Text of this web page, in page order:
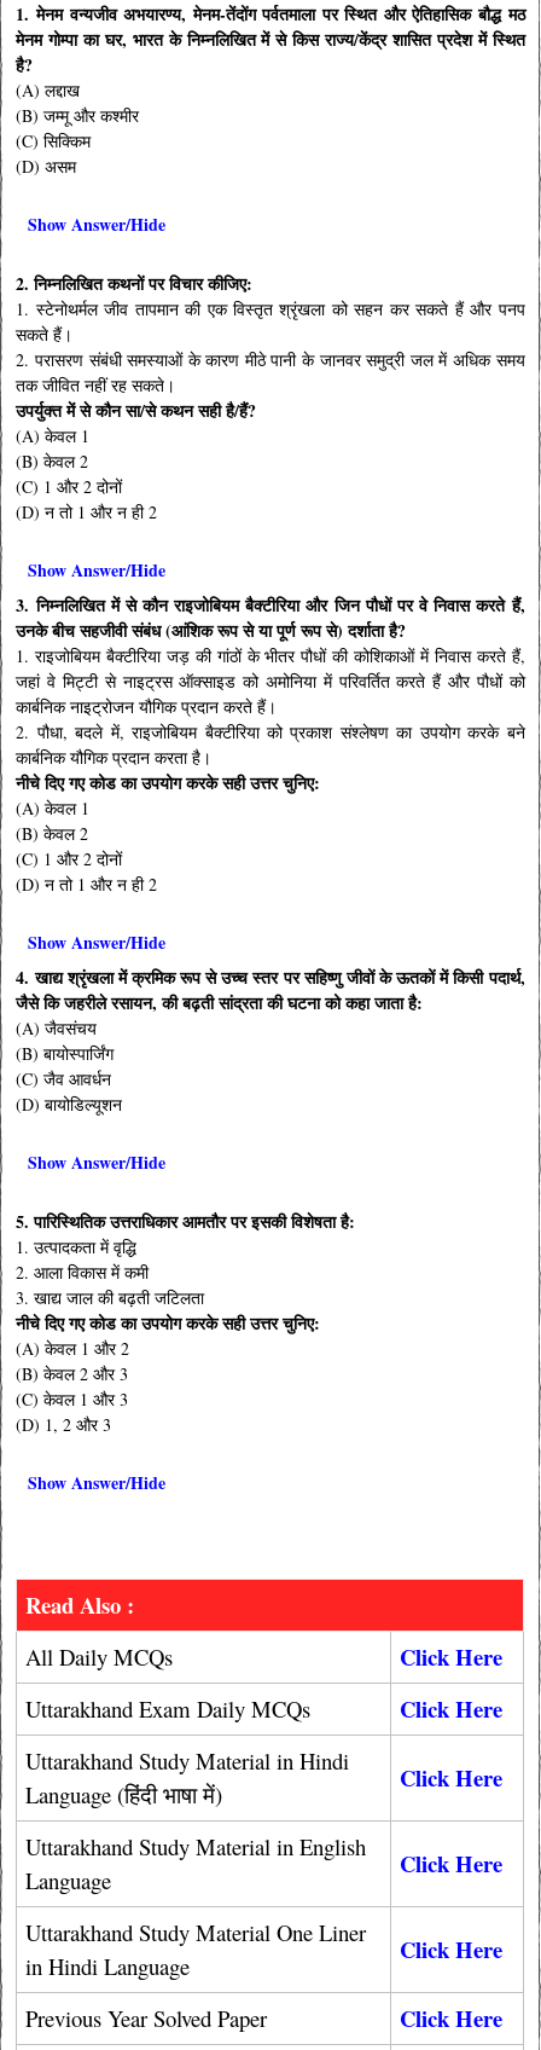
1. मेनम वन्यजीव अभयारण्य, मेनम-तेंदोंग पर्वतमाला पर स्थित और ऐतिहासिक बौद्ध मठ
मेनम गोम्पा का घर, भारत के निम्नलिखित में से किस राज्य/केंद्र शासित प्रदेश में स्थित
है?
(A) लद्दाख
(B) जम्मू और कश्मीर
(C) सिक्किम
(D) असम
Show Answer/Hide
2. निम्नलिखित कथनों पर विचार कीजिए:
1. स्टेनोथर्मल जीव तापमान की एक विस्तृत श्रृंखला को सहन कर सकते हैं और पनप
सकते हैं।
2. परासरण संबंधी समस्याओं के कारण मीठे पानी के जानवर समुद्री जल में अधिक समय
तक जीवित नहीं रह सकते।
उपर्युक्त में से कौन सा/से कथन सही है/हैं?
(A) केवल 1
(B) केवल 2
(C) 1 और 2 दोनों
(D) न तो 1 और न ही 2
Show Answer/Hide
3. निम्नलिखित में से कौन राइजोबियम बैक्टीरिया और जिन पौधों पर वे निवास करते हैं,
उनके बीच सहजीवी संबंध (आंशिक रूप से या पूर्ण रूप से) दर्शाता है?
1. राइजोबियम बैक्टीरिया जड़ की गांठों के भीतर पौधों की कोशिकाओं में निवास करते हैं,
जहां वे मिट्टी से नाइट्रस ऑक्साइड को अमोनिया में परिवर्तित करते हैं और पौधों को
कार्बनिक नाइट्रोजन यौगिक प्रदान करते हैं।
2. पौधा, बदले में, राइजोबियम बैक्टीरिया को प्रकाश संश्लेषण का उपयोग करके बने
कार्बनिक यौगिक प्रदान करता है।
नीचे दिए गए कोड का उपयोग करके सही उत्तर चुनिए:
(A) केवल 1
(B) केवल 2
(C) 1 और 2 दोनों
(D) न तो 1 और न ही 2
Show Answer/Hide
4. खाद्य श्रृंखला में क्रमिक रूप से उच्च स्तर पर सहिष्णु जीवों के ऊतकों में किसी पदार्थ,
जैसे कि जहरीले रसायन, की बढ़ती सांद्रता की घटना को कहा जाता है:
(A) जैवसंचय
(B) बायोस्पार्जिंग
(C) जैव आवर्धन
(D) बायोडिल्यूशन
Show Answer/Hide
5. पारिस्थितिक उत्तराधिकार आमतौर पर इसकी विशेषता है:
1. उत्पादकता में वृद्धि
2. आला विकास में कमी
3. खाद्य जाल की बढ़ती जटिलता
नीचे दिए गए कोड का उपयोग करके सही उत्तर चुनिए:
(A) केवल 1 और 2
(B) केवल 2 और 3
(C) केवल 1 और 3
(D) 1, 2 और 3
Show Answer/Hide
Read Also :
All Daily MCQs Click Here
Uttarakhand Exam Daily MCQs Click Here
Uttarakhand Study Material in Hindi
Language (हिंदी भाषा में)
Click Here
Uttarakhand Study Material in English
Language
Click Here
Uttarakhand Study Material One Liner
in Hindi Language
Click Here
Previous Year Solved Paper Click Here